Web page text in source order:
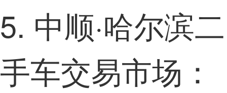
5. 中顺·哈尔滨二
手车交易市场：